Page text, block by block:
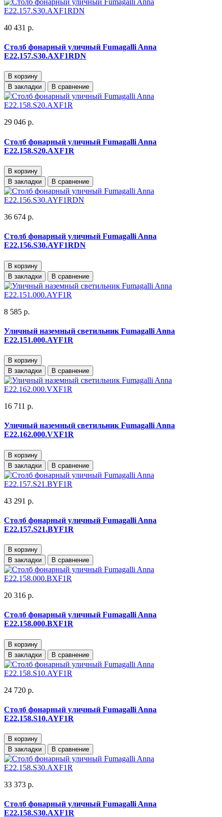
40 431 р.
Столб фонарный уличный Fumagalli Anna
E22.157.S30.AXF1RDN
В корзину
В закладки
В сравнение
29 046 р.
Столб фонарный уличный Fumagalli Anna
E22.158.S20.AXF1R
В корзину
В закладки
В сравнение
36 674 р.
Столб фонарный уличный Fumagalli Anna
E22.156.S30.AYF1RDN
В корзину
В закладки
В сравнение
8 585 р.
Уличный наземный светильник Fumagalli Anna
E22.151.000.AYF1R
В корзину
В закладки
В сравнение
16 711 р.
Уличный наземный светильник Fumagalli Anna
E22.162.000.VXF1R
В корзину
В закладки
В сравнение
43 291 р.
Столб фонарный уличный Fumagalli Anna
E22.157.S21.BYF1R
В корзину
В закладки
В сравнение
20 316 р.
Столб фонарный уличный Fumagalli Anna
E22.158.000.BXF1R
В корзину
В закладки
В сравнение
24 720 р.
Столб фонарный уличный Fumagalli Anna
E22.158.S10.AYF1R
В корзину
В закладки
В сравнение
33 373 р.
Столб фонарный уличный Fumagalli Anna
E22.158.S30.AXF1R